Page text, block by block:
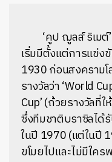
‘คูป ฌูลส์ ริเม
เริ่มมีตั้งแต่การแข่ง
1930 ก่อนสงคราม
รางวัลว่า ‘World
Cup’ (ถ้วยรางวัลที่
ซึ่งทีมชาติบราซิลได้
ในปี 1970 (แต่ในปี
ขโมยไปและไม่มีใคร